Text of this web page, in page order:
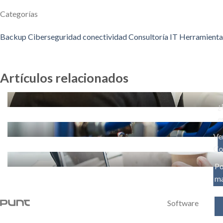
Categorías
Backup CiberseguridadconectividadConsultoría IT
Artículos relacionados
Software